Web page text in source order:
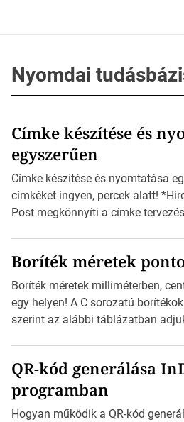
Nyomdai
Címke készítése és
egyszerűen
Címke készítése és nyomtatása
címkéket ingyen, percek alatt!
Post megkönnyíti a címke
igazán foroghatnak a kreatív
zajlik a saját címke készítése.
Válasszon méretet és alakot:
méretét. Akár néhány […]
Boríték méretek
Boríték méretek milliméterben,
egy helyen! A C sorozatú
szerint az alábbi táblázatban
mutatja az A4-es papírlaphoz
észak-amerikai boríték méretére az
vonatkozik. Boríték méretének
QR-kód generálása
programban
Hogyan működik a QR-kód